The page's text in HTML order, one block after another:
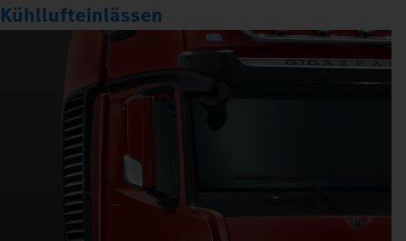
Kühllufteinlässen